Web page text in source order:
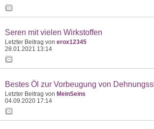
Seren mit vielen Wirkstoffen
Letzter Beitrag von erox12345
28.01.2021 13:14
Bestes Öl zur Vorbeugung von
Letzter Beitrag von MeinSeins
04.09.2020 17:14